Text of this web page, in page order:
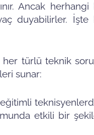
Ancak herhangi
duyabilirler. İşte
her türlü teknik
sunar:
etkili bir